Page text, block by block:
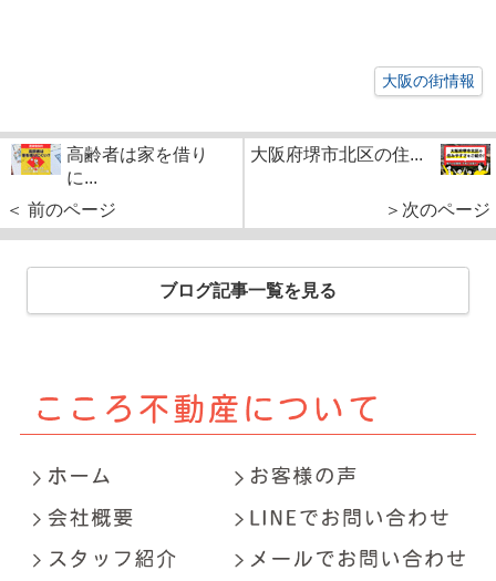
大阪の街情報
高齢者は家を借り
に...
＜ 前のページ
大阪府堺市北区の住...
＞次のページ
ブログ記事一覧を見る